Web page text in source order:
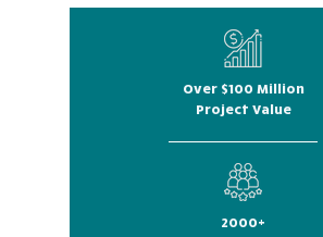
Over $100 Million
Project Value
2000+